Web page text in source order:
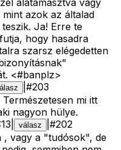
alátámasztva vagy
azok az általad
Ja! Erre te
hogy hasadra
szarsz elégedetten
<#banplz>
#203
mi itt
nagyon hülye.
válasz #202
, vagy a "tudósok", de